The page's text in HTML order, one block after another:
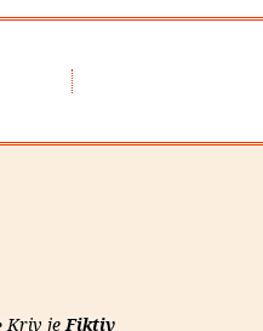
Kriv je Fiktiv